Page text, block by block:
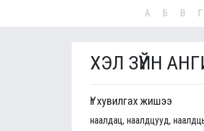
А Б В Г
ХЭЛ ЗҮЙН
Үг хувилгах жишээ
наалдац, наалдцууд,